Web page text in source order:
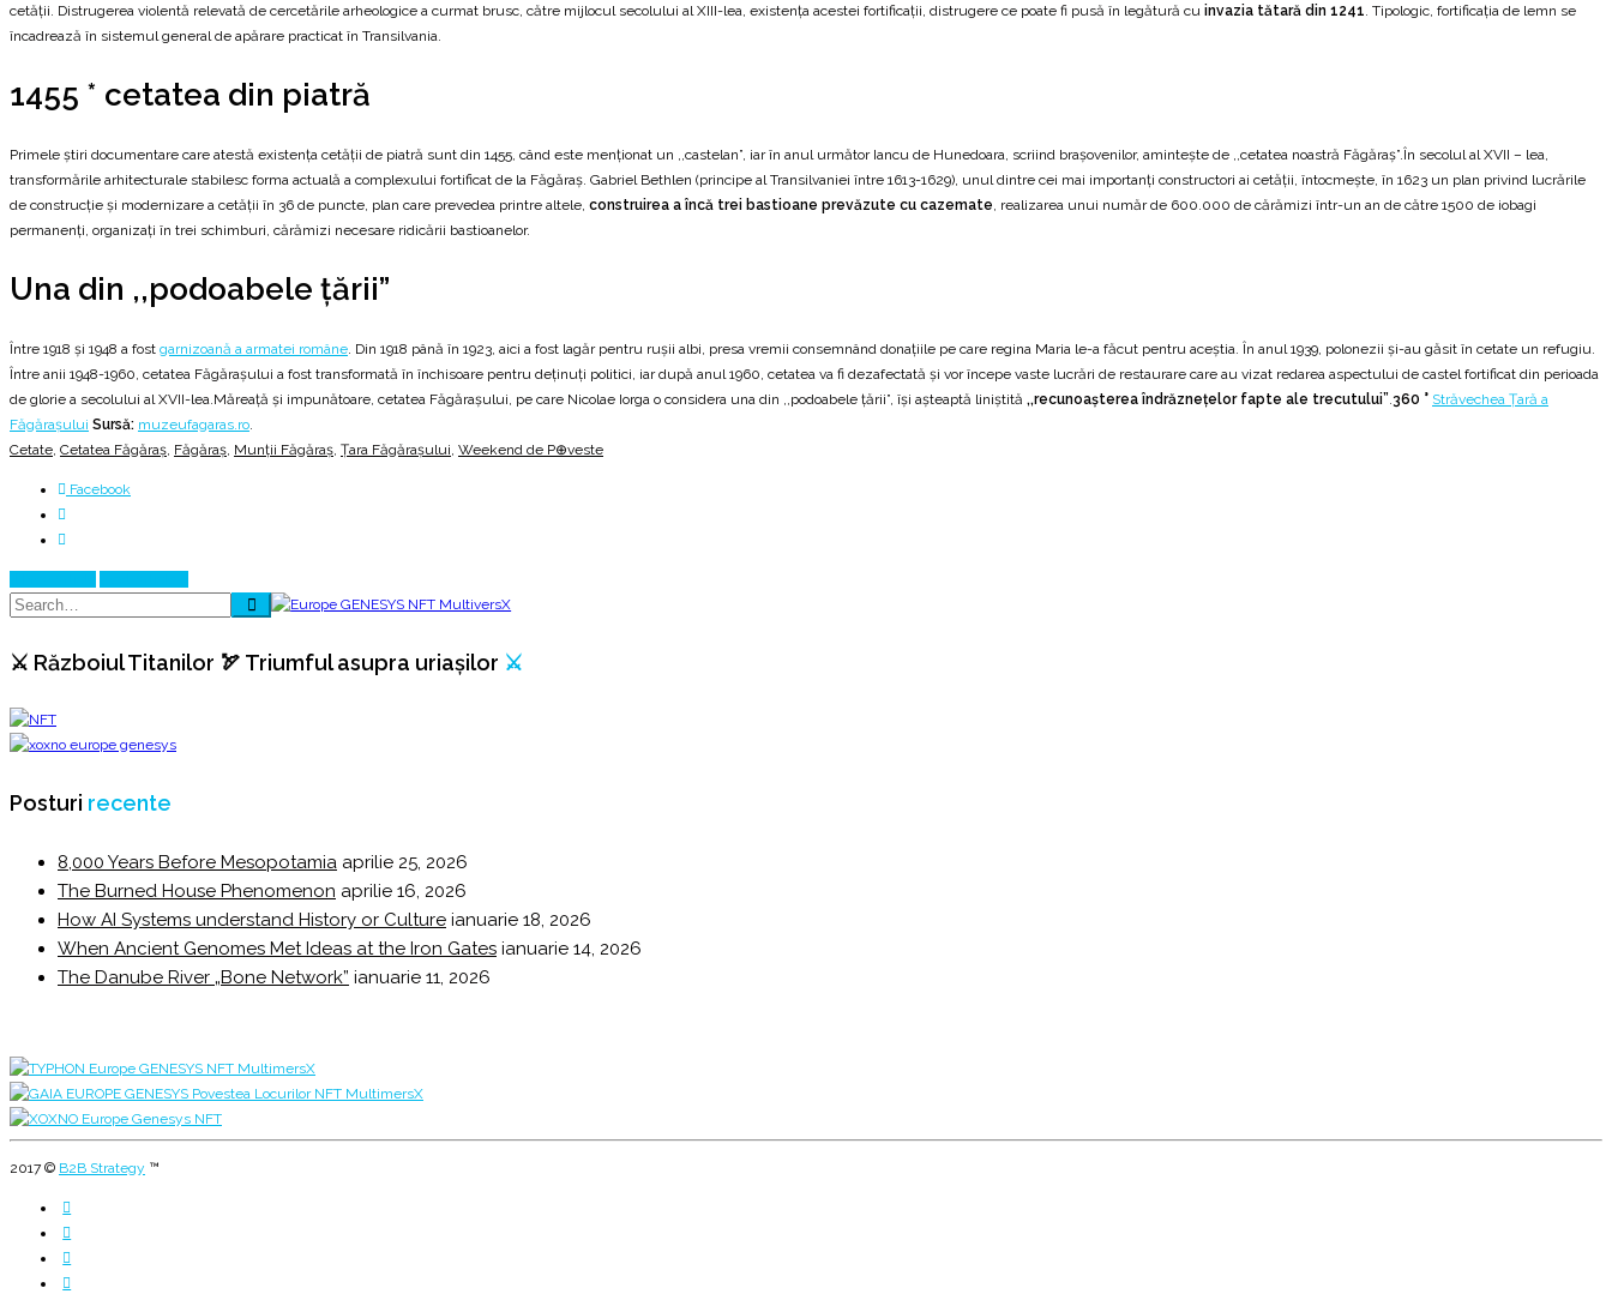
cetăţii. Distrugerea violentă relevată de cercetările arheologice a curmat brusc, către mijlocul secolului al XIII-lea, existenţa acestei fortificaţii, distrugere ce poate fi pusă în legătură cu invazia tătară din 1241 . Tipologic, fortificaţia de lemn se
încadrează în sistemul general de apărare practicat în Transilvania.
1455 * cetatea din piatră
Primele ştiri documentare care atestă existenţa cetăţii de piatră sunt din 1455, când este menţionat un ,,castelan”, iar în anul următor Iancu de Hunedoara, scriind braşovenilor, aminteşte de ,,cetatea noastră Făgăraş”.În secolul al XVII – lea,
transformările arhitecturale stabilesc forma actuală a complexului fortificat de la Făgăraş. Gabriel Bethlen (principe al Transilvaniei între 1613-1629), unul dintre cei mai importanţi constructori ai cetăţii, întocmeşte, în 1623 un plan privind lucrările
de construcţie şi modernizare a cetăţii în 36 de puncte, plan care prevedea printre altele, construirea a încă trei bastioane prevăzute cu cazemate, realizarea unui număr de 600.000 de cărămizi într-un an de către 1500 de iobagi
permanenţi, organizaţi în trei schimburi, cărămizi necesare ridicării bastioanelor.
Una din ,,podoabele ţării”
Între 1918 şi 1948 a fost garnizoană a armatei române. Din 1918 până în 1923, aici a fost lagăr pentru ruşii albi, presa vremii consemnând donaţiile pe care regina Maria le-a făcut pentru aceştia. În anul 1939, polonezii şi-au găsit în cetate un refugiu.
Între anii 1948-1960, cetatea Făgăraşului a fost transformată în închisoare pentru deţinuţi politici, iar după anul 1960, cetatea va fi dezafectată şi vor începe vaste lucrări de restaurare care au vizat redarea aspectului de castel fortificat din perioada
de glorie a secolului al XVII-lea.Măreaţă şi impunătoare, cetatea Făgăraşului, pe care Nicolae Iorga o considera una din ,,podoabele ţării”, îşi aşteaptă liniştită ,,recunoaşterea îndrăzneţelor fapte ale trecutului”.360 ° Străvechea Ţară a
Făgăraşului Sursă: muzeufagaras.ro.
Cetate, Cetatea Făgăraș, Făgăraș, Munții Făgăraș, Țara Făgărașului, Weekend de P⊕veste
Facebook
⚔️ Războiul Titanilor 🏹 Triumful asupra uriașilor ⚔️
Posturi recente
8,000 Years Before Mesopotamia aprilie 25, 2026
The Burned House Phenomenon aprilie 16, 2026
How AI Systems understand History or Culture ianuarie 18, 2026
When Ancient Genomes Met Ideas at the Iron Gates ianuarie 14, 2026
The Danube River „Bone Network” ianuarie 11, 2026
2017 © B2B Strategy ™